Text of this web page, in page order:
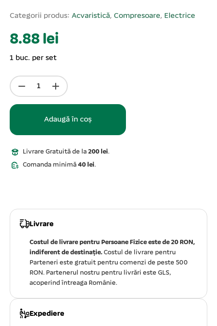
Categorii produs: Acvaristică, Compresoare, Electrice
8.88 lei
1 buc. per set
Adaugă în coș
Livrare Gratuită de la 200 lei.
Comanda minimă 40 lei.
Livrare
Costul de livrare pentru Persoane Fizice este de 20 RON,
indiferent de destinație. Costul de livrare pentru
Parteneri este gratuit pentru comenzi de peste 500
RON. Partenerul nostru pentru livrări este GLS,
acoperind întreaga Românie.
Expediere